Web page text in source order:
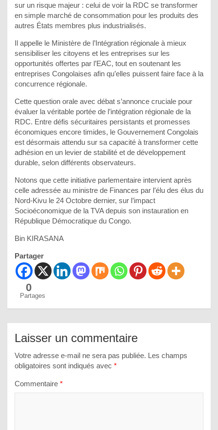
sur un risque majeur : celui de voir la RDC se transformer
en simple marché de consommation pour les produits des
autres États membres plus industrialisés.
Il appelle le Ministère de l’Intégration régionale à mieux
sensibiliser les citoyens et les entreprises sur les
opportunités offertes par l’EAC, tout en soutenant les
entreprises Congolaises afin qu’elles puissent faire face à la
concurrence régionale.
Cette question orale avec débat s’annonce cruciale pour
évaluer la véritable portée de l’intégration régionale de la
RDC. Entre défis sécuritaires persistants et promesses
économiques encore timides, le Gouvernement Congolais
est désormais attendu sur sa capacité à transformer cette
adhésion en un levier de stabilité et de développement
durable, selon différents observateurs.
Notons que cette initiative parlementaire intervient après
celle adressée au ministre de Finances par l’élu des élus du
Nord-Kivu le 24 Octobre dernier, sur l’impact
Socioéconomique de la TVA depuis son instauration en
République Démocratique du Congo.
Bin KIRASANA
Partager
0
Partages
Laisser un commentaire
Votre adresse e-mail ne sera pas publiée. Les champs
obligatoires sont indiqués avec *
Commentaire *